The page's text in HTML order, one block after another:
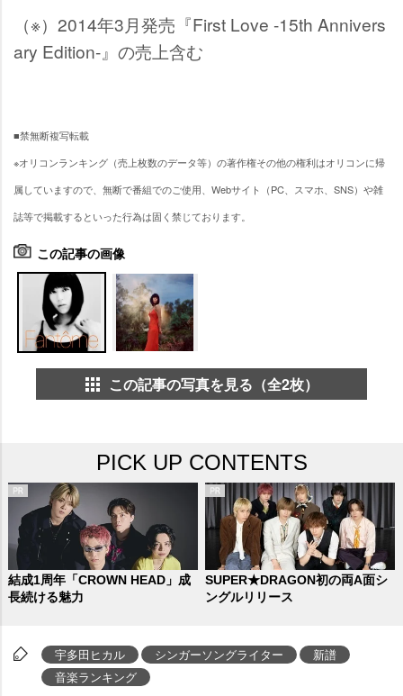
（※）2014年3月発売『First Love -15th Annivers
ary Edition-』の売上含む
■禁無断複写転載
※オリコンランキング（売上枚数のデータ等）の著作権その他の権利はオリコンに帰
属していますので、無断で番組でのご使用、Webサイト（PC、スマホ、SNS）や雑
誌等で掲載するといった行為は固く禁じております。
この記事の画像
この記事の写真を見る（全2枚）
PICK UP CONTENTS
結成1周年「CROWN HEAD」成
長続ける魅力
SUPER★DRAGON初の両A面シ
ングルリリース
宇多田ヒカル シンガーソングライター
新譜
音楽ランキング